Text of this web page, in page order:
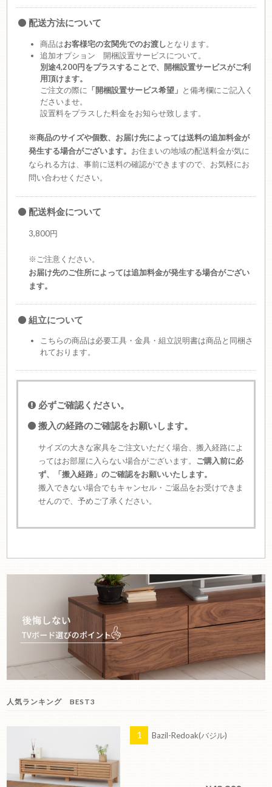
配送方法について
商品はお客様宅の玄関先でのお渡しとなります。
追加オプション 開梱設置サービスについて。
別途4,200円をプラスすることで、開梱設置サービスがご利
用頂けます。
ご注文の際に 「開梱設置サービス希望」 と備考欄にご記入く
ださいませ。
設置料をプラスした料金をお知らせ致します。
※商品のサイズや個数、お届け先によっては送料の追加料金が
発生する場合がございます。 お住まいの地域の配送料金が気に
なられる方は、事前に送料の確認ができますので、お気軽にお
問い合わせください。
配送料金について
3,800円
※ご注意ください。
お届け先のご住所によっては追加料金が発生する場合がござい
ます。
組立について
こちらの商品は必要工具・金具・組立説明書は商品と同梱さ
れております。
必ずご確認ください。
搬入の経路のご確認をお願いします。
サイズの大きな家具をご注文いただく場合、搬入経路によ
ってはお部屋に入らない場合がございます。 ご購入前に必
ず、「搬入経路」のご確認をお願いいたします。
搬入できない場合でもキャンセル・ご返品をお受けできま
せんので、予めご了承ください。
人気ランキング BEST3
Bazil-Redoak(バジル)